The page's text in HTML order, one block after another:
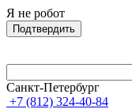
Я не робот
Подтвердить
Санкт-Петербург
+7 (812) 324-40-84